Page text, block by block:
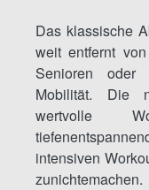
Das klassische
weit entfernt
Senioren oder
Mobilität. Die
wertvolle
intensiven
zunichtemachen.